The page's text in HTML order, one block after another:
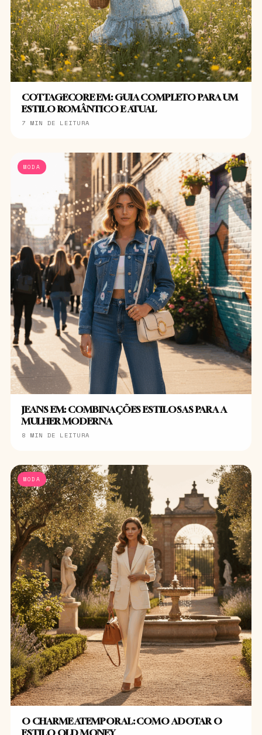
COTTAGECORE EM: GUIA COMPLETO PARA UM
ESTILO ROMÂNTICO E ATUAL
7 MIN DE LEITURA
MODA
JEANS EM: COMBINAÇÕES ESTILOSAS PARA A
MULHER MODERNA
8 MIN DE LEITURA
MODA
O CHARME ATEMPORAL: COMO ADOTAR O